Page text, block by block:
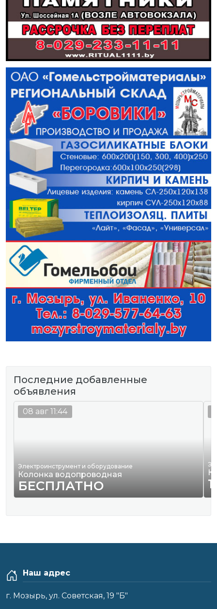
Последние добавленные
объявления
Электроинструмент и оборудование
Колонка водопроводная
БЕСПЛАТНО
08 авг 11:44
Наш адрес
г. Мозырь, ул. Советская, 19 "Б"